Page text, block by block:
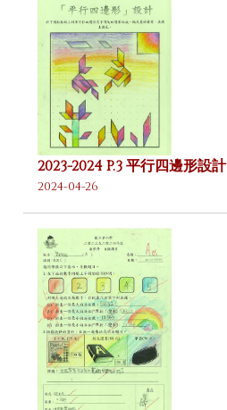
2023-2024 P.3 平行四邊形設計
2024-04-26